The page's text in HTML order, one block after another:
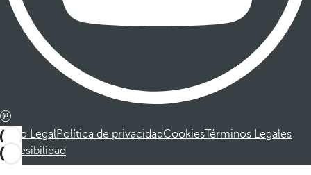
Aviso LegalPolítica de privacidadCookiesTérminos Legales
Accesibilidad